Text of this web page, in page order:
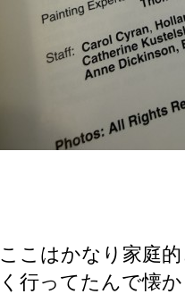
ここはかなり家庭
く行ってたんで懐